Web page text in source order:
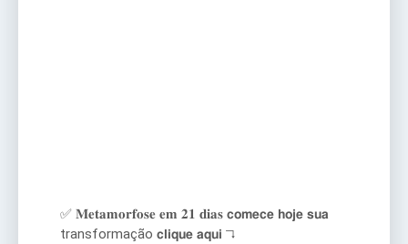
✅ 𝐌𝐞𝐭𝐚𝐦𝐨𝐫𝐟𝐨𝐬𝐞 𝐞𝐦 𝟐𝟏 𝐝𝐢𝐚𝐬 𝗰𝗼𝗺𝗲𝗰𝗲 𝗵𝗼𝗷𝗲 𝘀𝘂𝗮
transformação 𝗰𝗹𝗶𝗾𝘂𝗲 𝗮𝗾𝘂𝗶 ↴